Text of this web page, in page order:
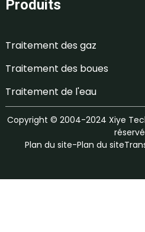
Produits
Traitement des gaz
Traitement des boues
Traitement de l'eau
Copyright © 2004-2024 Xiye
Plan du site-Plan du